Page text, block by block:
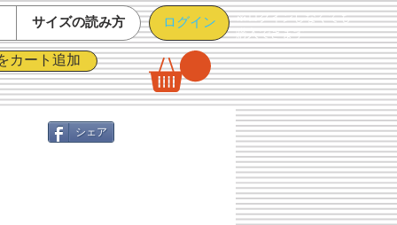
サイズの読み方
カート追加
ログイン
※ログインしなくても
購入できます
シェア